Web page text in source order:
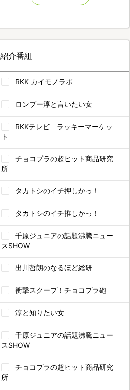
紹介番組
RKK カイモノラボ
ロンブー淳と言いたい女
RKKテレビ ラッキーマーケッ
ト
チョコプラの超ヒット商品研究
所
タカトシのイチ押しかっ！
タカトシのイチ推しかっ！
千原ジュニアの話題沸騰ニュー
スSHOW
出川哲朗のなるほど総研
衝撃スクープ！チョコプラ砲
淳と知りたい女
千原ジュニアの話題沸騰ニュー
スSHOW
チョコプラの超ヒット商品研究
所